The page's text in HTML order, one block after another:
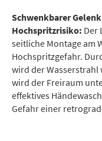
Schwenkbarer
Hochspritzrisiko: Der
seitliche Montage am
Hochspritzgefahr.
wird der Wasserstrahl
wird der Freiraum
effektives
Gefahr einer